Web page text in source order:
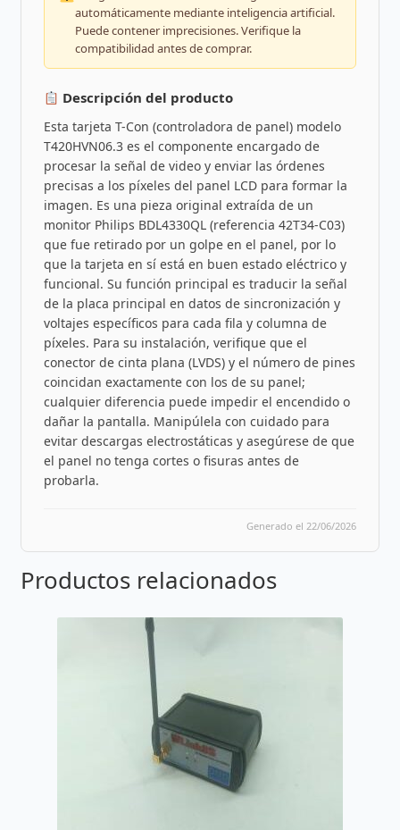
automáticamente mediante inteligencia artificial.
Puede contener imprecisiones. Verifique la
compatibilidad antes de comprar.
Descripción del producto
Esta tarjeta T-Con (controladora de panel) modelo
T420HVN06.3 es el componente encargado de
procesar la señal de video y enviar las órdenes
precisas a los píxeles del panel LCD para formar la
imagen. Es una pieza original extraída de un
monitor Philips BDL4330QL (referencia 42T34-C03)
que fue retirado por un golpe en el panel, por lo
que la tarjeta en sí está en buen estado eléctrico y
funcional. Su función principal es traducir la señal
de la placa principal en datos de sincronización y
voltajes específicos para cada fila y columna de
píxeles. Para su instalación, verifique que el
conector de cinta plana (LVDS) y el número de pines
coincidan exactamente con los de su panel;
cualquier diferencia puede impedir el encendido o
dañar la pantalla. Manipúlela con cuidado para
evitar descargas electrostáticas y asegúrese de que
el panel no tenga cortes o fisuras antes de
probarla.
Generado el 22/06/2026
Productos relacionados